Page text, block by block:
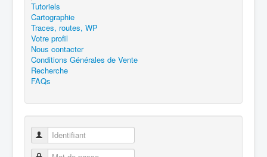
Tutoriels
Cartographie
Traces, routes, WP
Votre profil
Nous contacter
Conditions Générales de Vente
Recherche
FAQs
Identifiant